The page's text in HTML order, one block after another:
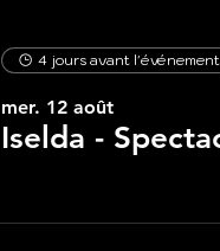
4 jours avant l'événement
mer. 12 août
Iselda -